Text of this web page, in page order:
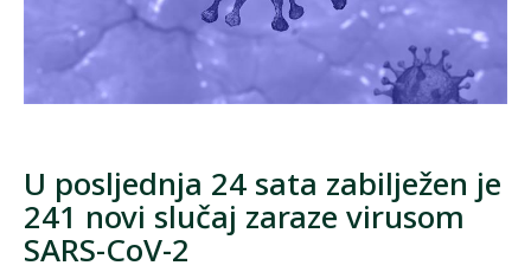
U posljednja 24 sata zabilježen je
241 novi slučaj zaraze virusom
SARS-CoV-2